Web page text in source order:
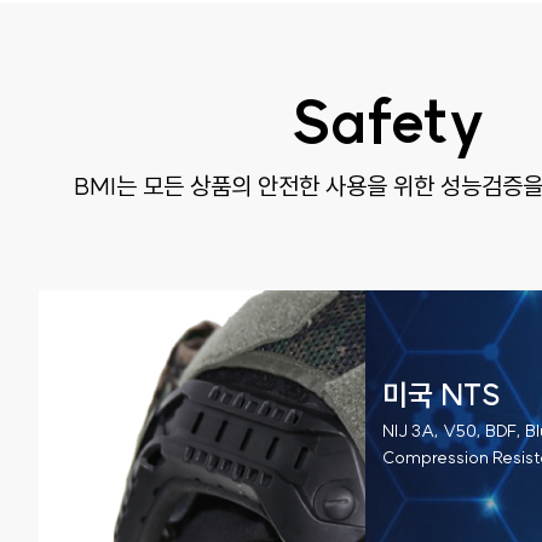
Safety
BMI는 모든 상품의 안전한 사용을 위한 성능검증
미국 NTS
NIJ 3A, V50, BDF,
Compression